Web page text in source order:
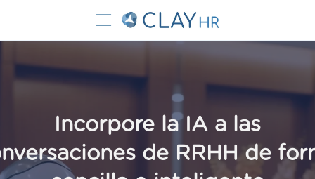
Incorpore la IA a las
de RRHH de